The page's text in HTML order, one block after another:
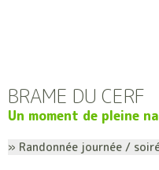
BRAME DU CERF
Un moment de pleine
» Randonnée journée /